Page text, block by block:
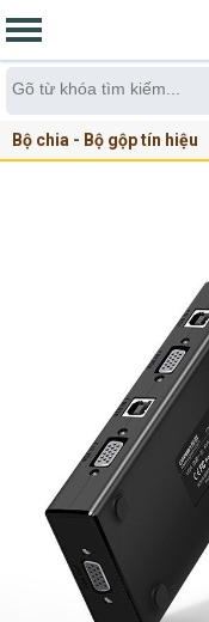
Bộ chia - Bộ gộp tín hiệu